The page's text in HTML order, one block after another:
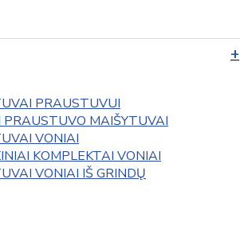
PRAUSTUVUI
MAIŠYTUVAI
VONIAI
KOMPLEKTAI VONIAI
VONIAI IŠ GRINDŲ